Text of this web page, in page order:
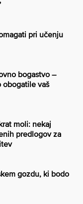
pri učenju
bogastvo –
obogatile vaš
moli: nekaj
predlogov za
gozdu, ki bodo